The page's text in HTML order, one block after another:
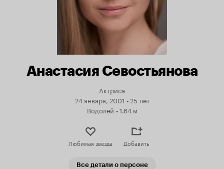
Анастасия Севостьянова
Актриса
24 января, 2001 •25 лет
Водолей •1.64 м
Любимая звезда Добавить
Все детали о персоне